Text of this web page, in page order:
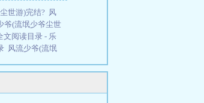
世游)完结? 风
爷(流氓少爷尘世
文阅读目录 - 乐
风流少爷(流氓
读风流少爷擒
氓少爷尘世游)